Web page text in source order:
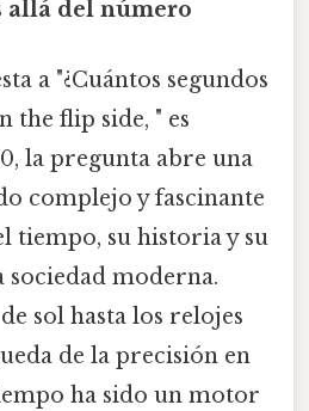
allá del número
a "¿Cuántos segundos
the flip side, " es
la pregunta abre una
complejo y fascinante
tiempo, su historia y su
moderna.
sol hasta los relojes
de la precisión en
ha sido un motor